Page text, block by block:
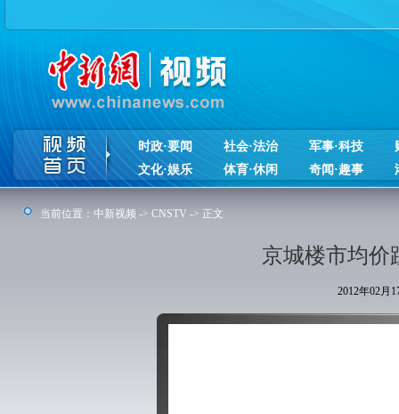
时政·要闻 社会·法治 军事·科技
文化·娱乐
体育·休闲 奇闻·趣事
当前位置： 中新视频 -> CNSTV -> 正文
京城楼市均价
2012年02月